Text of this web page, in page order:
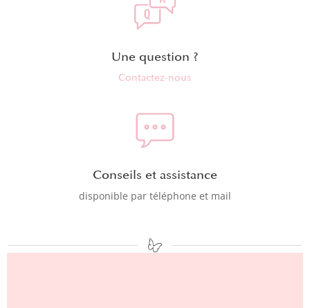
Une question ?
Contactez-nous
Conseils et assistance
disponible par téléphone et mail